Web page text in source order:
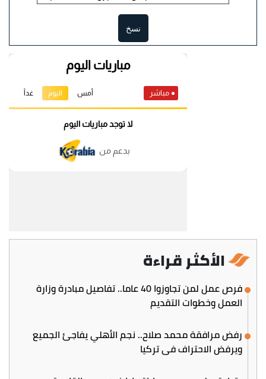
نسخ
الأكثر قراءة
فرص عمل لمن تجاوزوا 40 عاما.. تفاصيل مبادرة وزارة
العمل وخطوات التقديم
رفض مرافقة محمد صلاح.. نجم الأهلي يفاجئ الجميع
ويرفض الاحتراف في تركيا